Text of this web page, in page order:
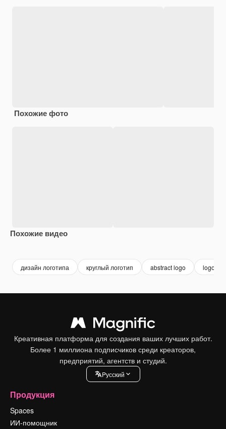
Похожие фото
Похожие видео
дизайн логотипа круглый логотип abstract logo logo
Креативная платформа для создания ваших лучших работ.
Более 1 миллиона подписчиков среди креаторов,
предприятий, агентств и студий.
Pусский
Продукция
Spaces
ИИ-помощник